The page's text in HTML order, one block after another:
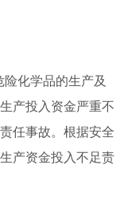
化学品的生产及
产投入资金严重不
任事故。根据安全
产资金投入不足责